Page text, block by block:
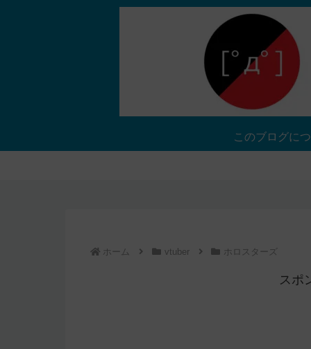
このブログに
ホーム vtuber ホロスターズ
スポ